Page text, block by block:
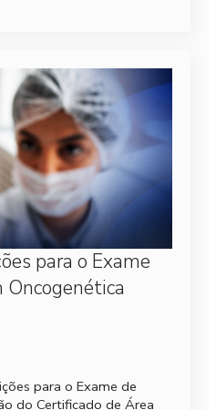
para o Exame
Oncogenética
para o Exame de
do Certificado de Área